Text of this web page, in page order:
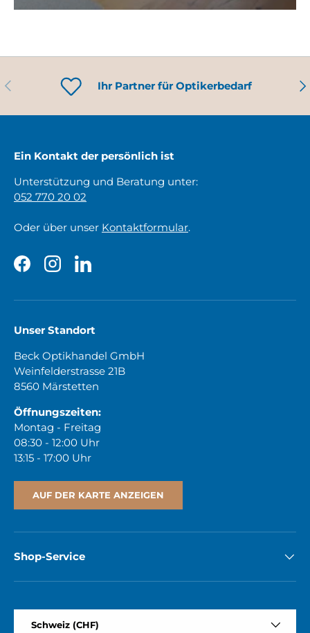
VORHERIGE Ihr Partner für Optikerbedarf
Ein Kontakt der persönlich ist
Unterstützung und Beratung unter:
052 770 20 02
Oder über unser Kontaktformular.
FacebookInstagramLinkedIn
Unser Standort
Beck Optikhandel GmbH
Weinfelderstrasse 21B
8560 Märstetten
Öffnungszeiten:
Montag - Freitag
08:30 - 12:00 Uhr
13:15 - 17:00 Uhr
AUF DER KARTE ANZEIGEN
Shop-Service
Schweiz (CHF)